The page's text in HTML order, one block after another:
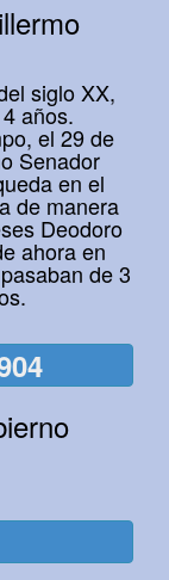
siglo XX,
años.
el 29 de
Senador
en el
de manera
Deodoro
ahora en
de 3